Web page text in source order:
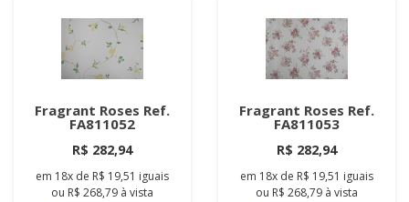
Fragrant Roses Ref.
FA811052
R$ 282,94
em 18x de R$ 19,51 iguais
ou R$ 268,79 à vista
Fragrant Roses Ref.
FA811053
R$ 282,94
em 18x de R$ 19,51 iguais
ou R$ 268,79 à vista